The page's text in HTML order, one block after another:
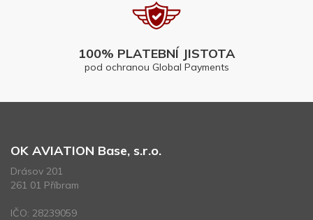
100% PLATEBNÍ JISTOTA
pod ochranou Global Payments
OK AVIATION Base, s.r.o.
Drásov 201
261 01 Příbram
IČO: 28239059